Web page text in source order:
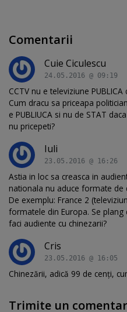
Comentarii
Cuie Ciculescu
24.05.2016 @ 09:19
CCTV nu e televiziune
Cum dracu sa priceapa
e PUBLIUCA si nu de STAT
nu pricepeti?
Iuli
23.05.2016 @ 16:26
Astia in loc sa creasca in
nationala nu aduce formate de
De exemplu: France 2
formatele din Europa. Se
faci audiente cu chinezarii?
Cris
23.05.2016 @ 16:05
Chinezării, adică 99 de cenți,
Trimite un